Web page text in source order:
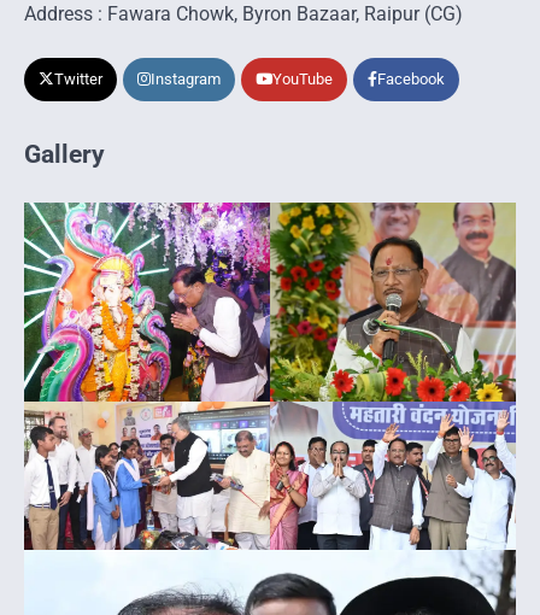
Address : Fawara Chowk, Byron Bazaar, Raipur (CG)
Twitter Instagram YouTube Facebook
Gallery